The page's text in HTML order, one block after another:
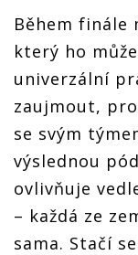
Během finále
který ho
univerzální
zaujmout,
se svým
výslednou
ovlivňuje
– každá ze
sama. Stačí